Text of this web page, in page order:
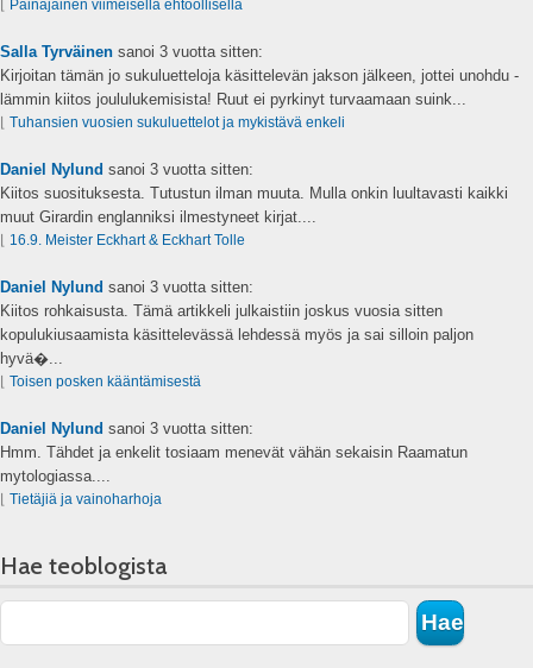
⌊ Painajainen viimeisellä ehtoollisella
Salla Tyrväinen sanoi 3 vuotta sitten:
Kirjoitan tämän jo sukuluetteloja käsittelevän jakson jälkeen, jottei unohdu -
lämmin kiitos joululukemisista! Ruut ei pyrkinyt turvaamaan suink...
⌊ Tuhansien vuosien sukuluettelot ja mykistävä enkeli
Daniel Nylund sanoi 3 vuotta sitten:
Kiitos suosituksesta. Tutustun ilman muuta. Mulla onkin luultavasti kaikki
muut Girardin englanniksi ilmestyneet kirjat....
⌊ 16.9. Meister Eckhart & Eckhart Tolle
Daniel Nylund sanoi 3 vuotta sitten:
Kiitos rohkaisusta. Tämä artikkeli julkaistiin joskus vuosia sitten
kopulukiusaamista käsittelevässä lehdessä myös ja sai silloin paljon
hyvä�...
⌊ Toisen posken kääntämisestä
Daniel Nylund sanoi 3 vuotta sitten:
Hmm. Tähdet ja enkelit tosiaam menevät vähän sekaisin Raamatun
mytologiassa....
⌊ Tietäjiä ja vainoharhoja
Hae teoblogista